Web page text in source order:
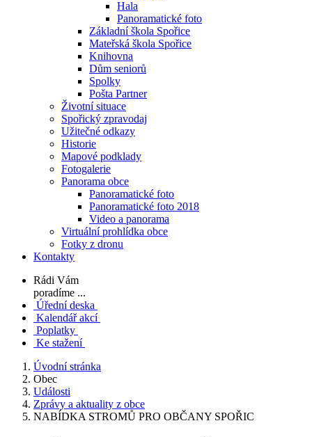
Hala
Panoramatické foto
Základní škola Spořice
Mateřská škola Spořice
Knihovna
Dům seniorů
Spolky
Pošta Partner
Životní situace
Spořický zpravodaj
Užitečné odkazy
Historie
Mapové podklady
Fotogalerie
Panorama obce
Panoramatické foto
Panoramatické foto 2018
Video a panorama
Virtuální prohlídka obce
Fotky z dronu
Kontakty
Rádi Vám
poradíme ...
Úřední deska
Kalendář akcí
Poplatky
Ke stažení
Úvodní stránka
Obec
Události
Zprávy a aktuality z obce
NABÍDKA STROMŮ PRO OBČANY SPOŘIC